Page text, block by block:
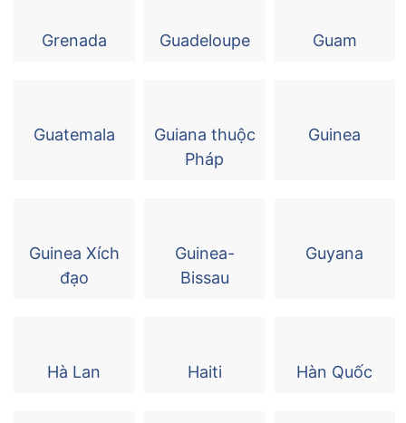
Grenada Guadeloupe Guam
Guatemala
Guiana thuộc
Pháp
Guinea
Guinea Xích
đạo
Guinea-
Bissau
Guyana
Hà Lan Haiti Hàn Quốc